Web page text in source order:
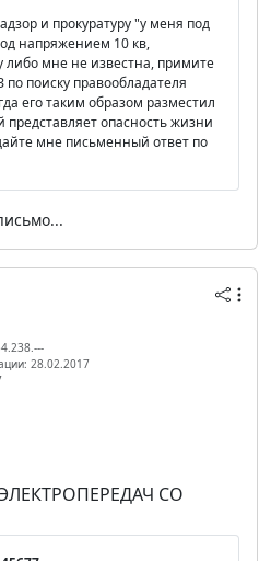
и прокуратуру "у меня под
напряжением 10 кв,
либо мне не известна, примите
поиску правообладателя
его таким образом разместил
представляет опасность жизни
мне письменный ответ по
28.02.2017
СО